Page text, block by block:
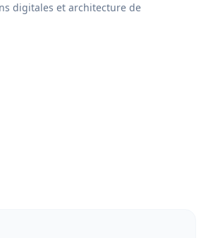
digitales et architecture de